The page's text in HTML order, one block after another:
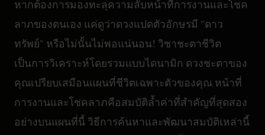
หากต้องการมองทะลุความลับหน้าที่การงานและโชค
ลาภของตนเอง แค่ดูว่าดวงแปดตัวอักษรมี "ดาว
ทรัพย์" หรือไม่นั้นไม่พอแน่นอน! วิชาชะตาชีวิต
เป็นการวิเคราะห์โดยรวมแบบไดนามิก ดวงชะตาของ
คุณเปรียบเสมือนแผนที่ชีวิตเฉพาะตัวของคุณ หน้าที่
การงานและโชคลาภคือสมบัติล้ำค่าที่สำคัญที่สุดสอง
อย่างบนแผนที่นี้ วิธีการค้นหาและพัฒนาสมบัติเหล่านี้